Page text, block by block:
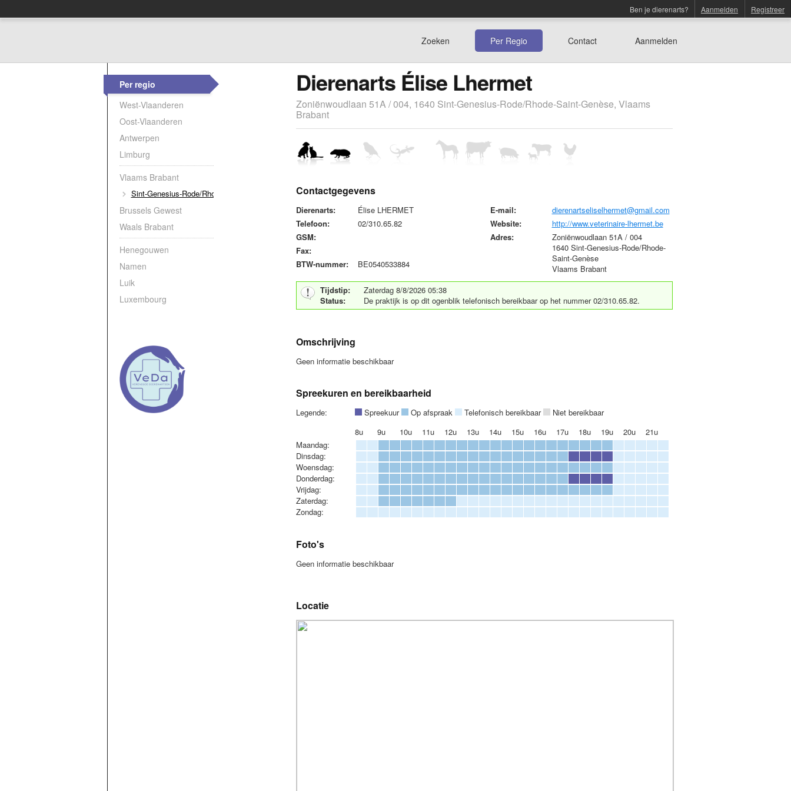
Aanmelden Registreer
Ben je dierenarts?
Zoeken Per Regio Contact Aanmelden
Per regio
West-Vlaanderen
Oost-Vlaanderen
Antwerpen
Limburg
Vlaams Brabant
Sint-Genesius-Rode/Rhode-Saint-Genèse
Brussels Gewest
Waals Brabant
Henegouwen
Namen
Luik
Luxembourg
Dierenarts Élise Lhermet
Zoniënwoudlaan 51A / 004, 1640 Sint-Genesius-Rode/Rhode-Saint-Genèse, Vlaams
Brabant
Contactgegevens
Dierenarts:
Élise LHERMET
Telefoon:
02/310.65.82
GSM:
Fax:
BTW-nummer:
BE0540533884
E-mail:
dierenartseliselhermet@gmail.com
Website:
http://www.veterinaire-lhermet.be
Adres:
Zoniënwoudlaan 51A / 004
1640 Sint-Genesius-Rode/Rhode-
Saint-Genèse
Vlaams Brabant
Tijdstip:
Zaterdag 8/8/2026 05:38
Status:
De praktijk is op dit ogenblik telefonisch bereikbaar op het nummer 02/310.65.82.
Omschrijving
Geen informatie beschikbaar
Spreekuren en bereikbaarheid
Legende: Spreekuur Op afspraak Telefonisch bereikbaar
Niet bereikbaar
8u
9u 10u 11u 12u 13u 14u 15u 16u 17u 18u 19u 20u
21u
Maandag:
Dinsdag:
Woensdag:
Donderdag:
Vrijdag:
Zaterdag:
Zondag:
Foto's
Geen informatie beschikbaar
Locatie